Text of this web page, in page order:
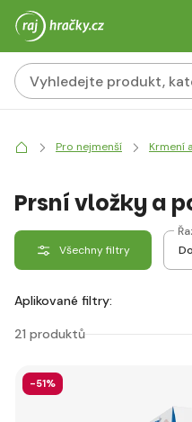
Pro nejmenší Krmení
Prsní vložky a
Všechny filtry
Aplikované filtry:
21 produktů
-51%